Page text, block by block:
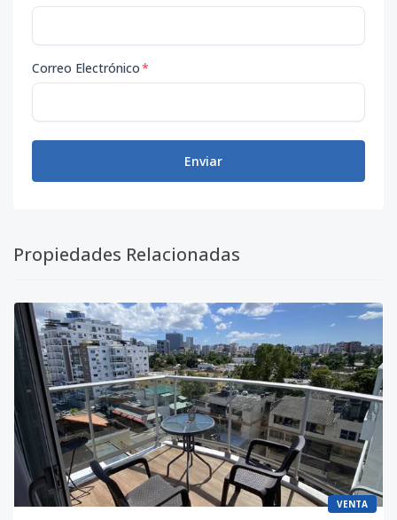
Correo Electrónico*
Enviar
Propiedades Relacionadas
VENTA